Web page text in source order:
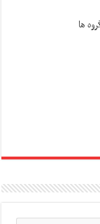
ها